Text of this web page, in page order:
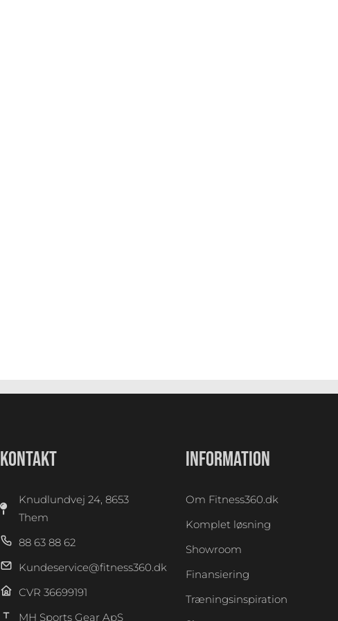
KONTAKT
Knudlundvej 24, 8653
Them
88 63 88 62
Kundeservice@fitness360.dk
CVR 36699191
MH Sports Gear ApS
INFORMATION
Om Fitness360.dk
Komplet løsning
Showroom
Finansiering
Træningsinspiration